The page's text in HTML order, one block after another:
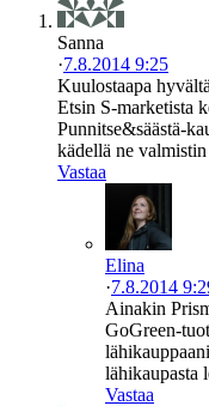
Sanna
·7.8.2014 9:25
Kuulostaapa
Etsin S-marketista
Punnitse&säästä-
kädellä ne
Vastaa
Elina
·7.8.2014
Ainakin
GoGreen-
lähikaupasta
Vastaa